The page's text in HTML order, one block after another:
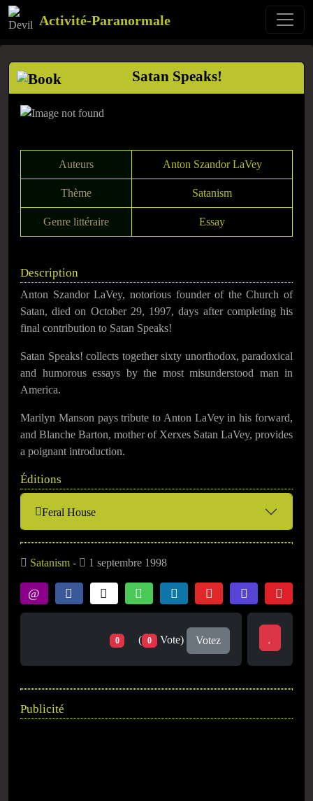
Activité-Paranormale
Satan Speaks!
Auteurs ​Anton Szandor LaVey
Thème Satanism
Genre littéraire Essay
Description
Anton Szandor LaVey, notorious founder of the Church of
Satan, died on October 29, 1997, days after completing his
final contribution to Satan Speaks!
Satan Speaks! collects together sixty unorthodox, paradoxical
and humorous essays by the most misunderstood man in
America.
Marilyn Manson pays tribute to Anton LaVey in his forward,
and Blanche Barton, mother of Xerxes Satan LaVey, provides
a poignant introduction.
Éditions
Feral House
Satanism - 1 septembre 1998
0 ( 0 Vote) Votez
Publicité